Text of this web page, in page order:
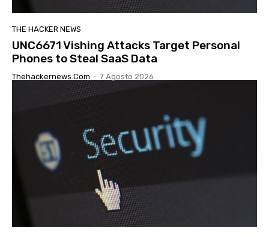
THE HACKER NEWS
UNC6671 Vishing Attacks Target Personal
Phones to Steal SaaS Data
Thehackernews.com - 7 Agosto 2026